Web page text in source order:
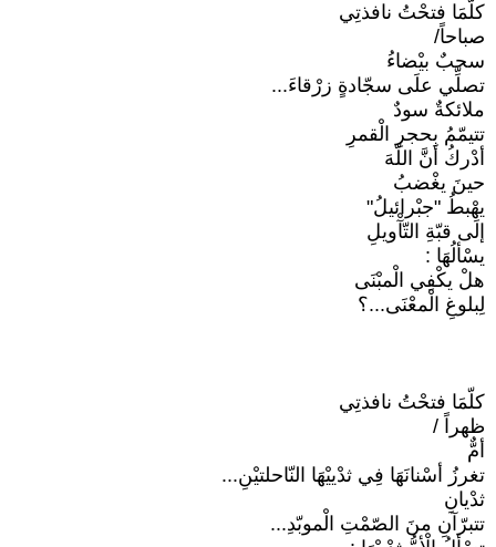
كلّمَا فتحْتُ نافذتِي
صباحاً/
سحبٌ بيْضاءُ
تصلِّي علَى سجّادةٍ زرْقاءَ...
ملائكةٌ سودٌ
تتيمّمُ بِحجرِ الْقمرِ
أدْركُ أنَّ اللّهَ
حينَ يغْضبُ
يهْبطُ "جبْرائيلُ"
إلَى قبّةِ التّآْويلِ
يسْألُهَا :
هلْ يكْفِي الْمبْنَى
لِبلوغِ الْمعْنَى...؟
كلّمَا فتحْتُ نافذتِي
ظهراً /
أمٌّ
تغرزُ أسْنانَهَا فِي ثدْييْهَا النّاحلتيْنِ...
ثدْيانِ
تتبرّآنِ منَ الصّمْتِ الْموبّدِ...